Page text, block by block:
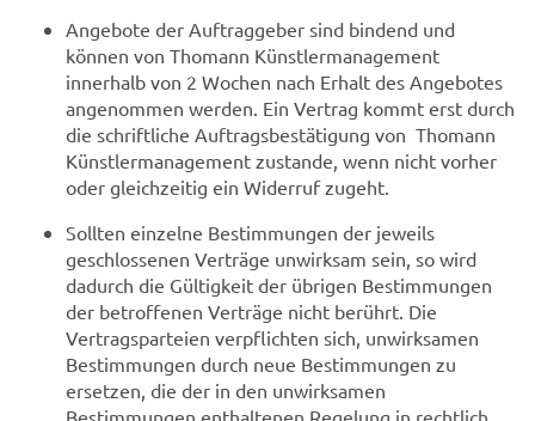
Angebote der Auftraggeber sind bindend und
können von Thomann Künstlermanagement
innerhalb von 2 Wochen nach Erhalt des Angebotes
angenommen werden. Ein Vertrag kommt erst durch
die schriftliche Auftragsbestätigung von Thomann
Künstlermanagement zustande, wenn nicht vorher
oder gleichzeitig ein Widerruf zugeht.
Sollten einzelne Bestimmungen der jeweils
geschlossenen Verträge unwirksam sein, so wird
dadurch die Gültigkeit der übrigen Bestimmungen
der betroffenen Verträge nicht berührt. Die
Vertragsparteien verpflichten sich, unwirksamen
Bestimmungen durch neue Bestimmungen zu
ersetzen, die der in den unwirksamen
Bestimmungen enthaltenen Regelung in rechtlich